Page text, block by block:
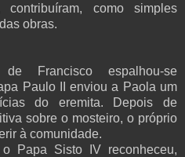
como simples
obras.
Francisco espalhou-se
Paulo II enviou a Paola um
do eremita. Depois de
sobre o mosteiro, o próprio
à comunidade.
Papa Sisto IV reconheceu,